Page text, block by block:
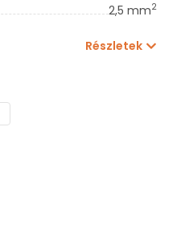
2,5 mm2
Részletek